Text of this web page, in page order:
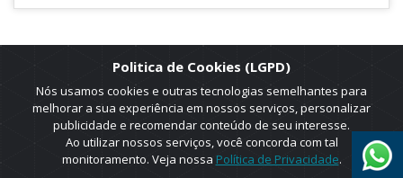
Politica de Cookies (LGPD)
Nós usamos cookies e outras tecnologias semelhantes para
melhorar a sua experiência em nossos serviços, personalizar
publicidade e recomendar conteúdo de seu interesse.
Ao utilizar nossos serviços, você concorda com tal
monitoramento. Veja nossa Política de Privacidade.